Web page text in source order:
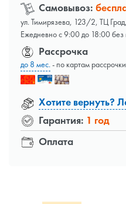
Самовывоз:
ул. Тимирязева, 123/2, ТЦ
Ежедневно с 9:00 до 18:00
Оплата
Рассрочка
до 8 мес.- по картам рассрочки
Хотите вернуть?
Гарантия: 1 год